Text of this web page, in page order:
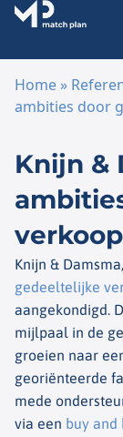
Home »
ambities door
Knijn &
Knijn &
gedeeltelijke
aangekondigd.
mijlpaal in de
groeien naar
georiënteerde
mede
via een buy and